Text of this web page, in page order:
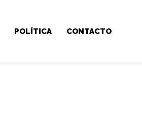
POLÍTICA CONTACTO